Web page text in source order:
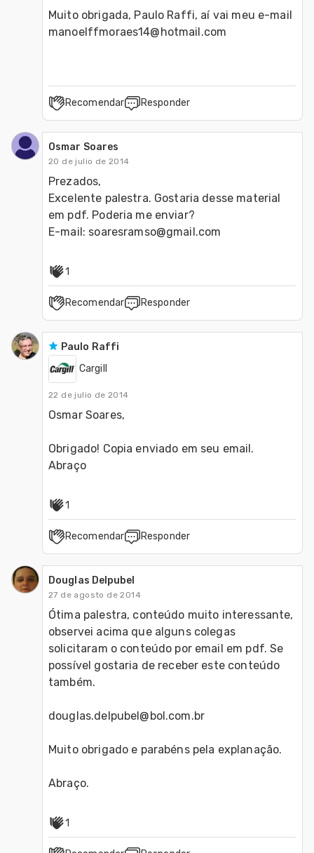
Muito obrigada, Paulo Raffi, aí vai meu e-mail
manoelffmoraes14@hotmail.com
Recomendar Responder
Osmar Soares
20 de julio de 2014
Prezados,
Excelente palestra. Gostaria desse material
em pdf. Poderia me enviar?
E-mail: soaresramso@gmail.com
1
Recomendar Responder
Paulo Raffi
Cargill
22 de julio de 2014
Osmar Soares,
Obrigado! Copia enviado em seu email.
Abraço
1
Recomendar Responder
Douglas Delpubel
27 de agosto de 2014
Ótima palestra, conteúdo muito interessante,
observei acima que alguns colegas
solicitaram o conteúdo por email em pdf. Se
possível gostaria de receber este conteúdo
também.
douglas.delpubel@bol.com.br
Muito obrigado e parabéns pela explanação.
Abraço.
1